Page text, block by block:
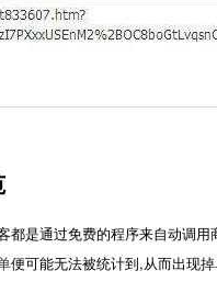
都是通过免费的程序来自动调
便可能无法被统计到,从而出现